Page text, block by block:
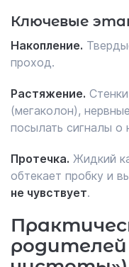
Ключевые
Накопление.
проход.
Растяжение.
(мегаколон),
посылать сигналы о
Протечка. Жидкий
обтекает пробку и
не чувствует.